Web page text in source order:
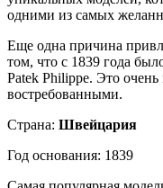
одними из самых
Еще одна причина
том, что с 1839 года
Patek Philippe. Это очень
востребованными.
Страна: Швейцария
Год основания: 1839